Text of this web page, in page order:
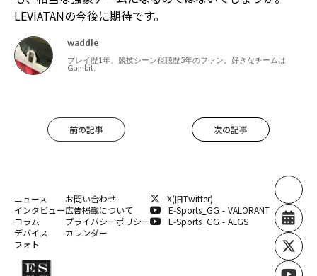
LEVIATANの今後に期待です。
waddle
プレイ歴1年、競技シーン視聴歴5年のファン。好きなチームは
Gambit。
前の記事 次の記事
ニュース
インタビュー
コラム
デバイス
フォト
お問い合わせ
広告掲載について
プライバシーポリシー
カレンダー
X(旧Twitter)
E-Sports_GG - VALORANT
E-Sports_GG - ALGS